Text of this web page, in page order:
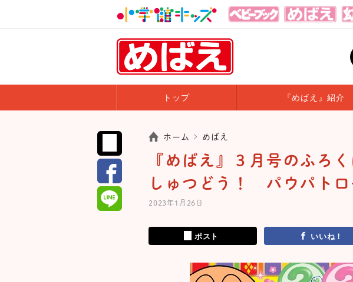
トップ 『めばえ』紹介
ホーム めばえ
『めばえ』３月号のふろ
しゅつどう！ パウパトロ
2023年1月26日
ポスト いいね！